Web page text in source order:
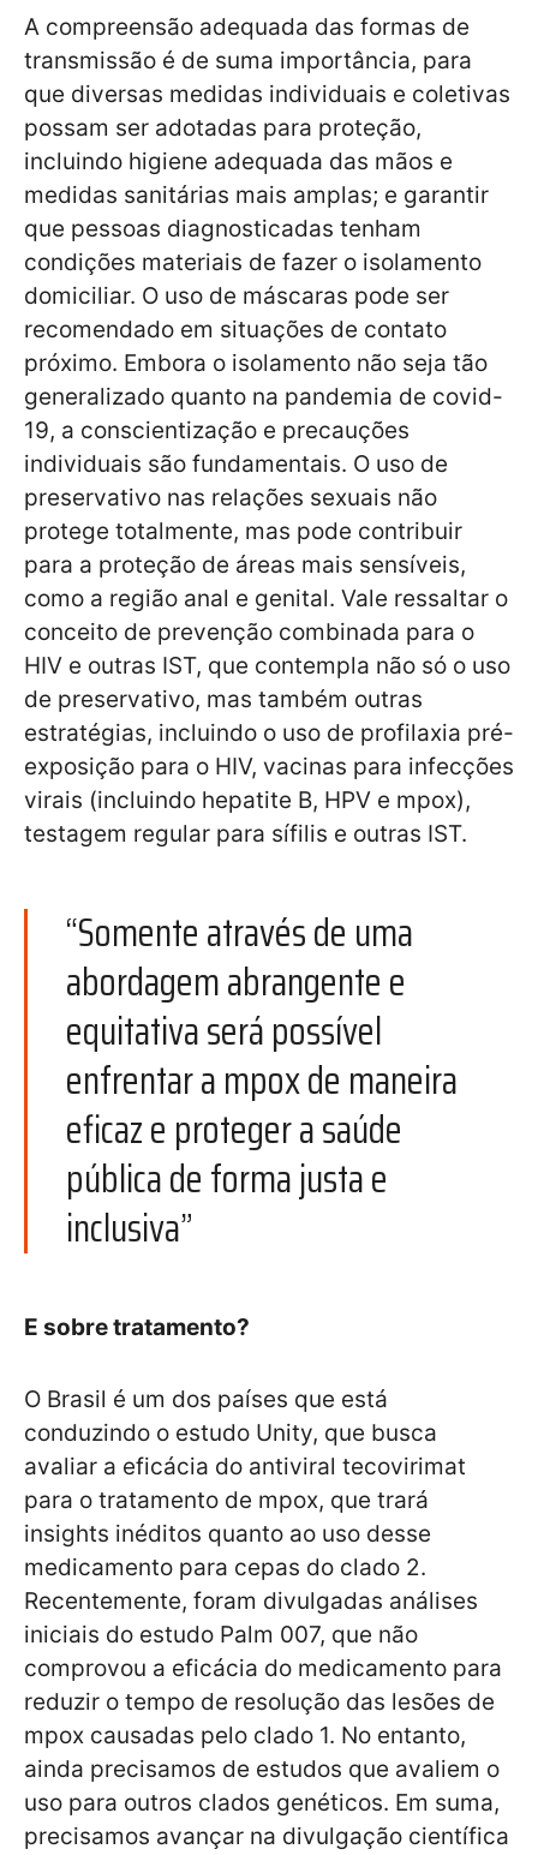
A compreensão adequada das formas de
transmissão é de suma importância, para
que diversas medidas individuais e coletivas
possam ser adotadas para proteção,
incluindo higiene adequada das mãos e
medidas sanitárias mais amplas; e garantir
que pessoas diagnosticadas tenham
condições materiais de fazer o isolamento
domiciliar. O uso de máscaras pode ser
recomendado em situações de contato
próximo. Embora o isolamento não seja tão
generalizado quanto na pandemia de covid-
19, a conscientização e precauções
individuais são fundamentais. O uso de
preservativo nas relações sexuais não
protege totalmente, mas pode contribuir
para a proteção de áreas mais sensíveis,
como a região anal e genital. Vale ressaltar o
conceito de prevenção combinada para o
HIV e outras IST, que contempla não só o uso
de preservativo, mas também outras
estratégias, incluindo o uso de profilaxia pré-
exposição para o HIV, vacinas para infecções
virais (incluindo hepatite B, HPV e mpox),
testagem regular para sífilis e outras IST.
“Somente através de uma
abordagem abrangente e
equitativa será possível
enfrentar a mpox de maneira
eficaz e proteger a saúde
pública de forma justa e
inclusiva”
E sobre tratamento?
O Brasil é um dos países que está
conduzindo o estudo Unity, que busca
avaliar a eficácia do antiviral tecovirimat
para o tratamento de mpox, que trará
insights inéditos quanto ao uso desse
medicamento para cepas do clado 2.
Recentemente, foram divulgadas análises
iniciais do estudo Palm 007, que não
comprovou a eficácia do medicamento para
reduzir o tempo de resolução das lesões de
mpox causadas pelo clado 1. No entanto,
ainda precisamos de estudos que avaliem o
uso para outros clados genéticos. Em suma,
precisamos avançar na divulgação científica